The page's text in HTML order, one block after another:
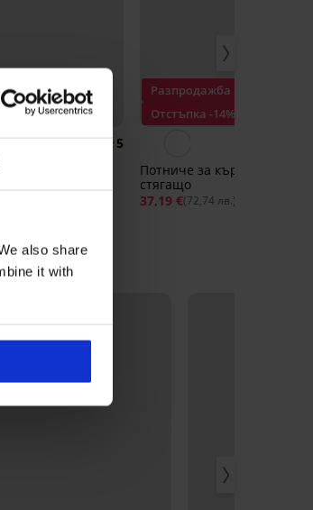
also share
it with
-30%
5
долен потник
Разпродажба
Отстъпка -14%
Потниче за кърмачки Jo
стягащо
37,19 €(72,74 лв.)